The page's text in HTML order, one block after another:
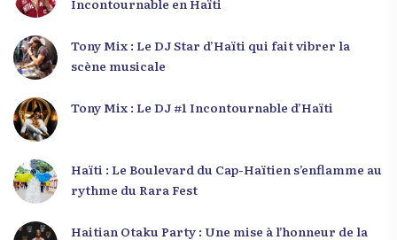
Tony Mix : Le DJ Star d’Haïti qui fait vibrer la
scène musicale
Tony Mix : Le DJ #1 Incontournable d’Haïti
Haïti : Le Boulevard du Cap-Haïtien s’enflamme au
rythme du Rara Fest
Haitian Otaku Party : Une mise à l’honneur de la